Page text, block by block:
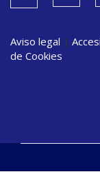
Aviso legal |
de Cookies